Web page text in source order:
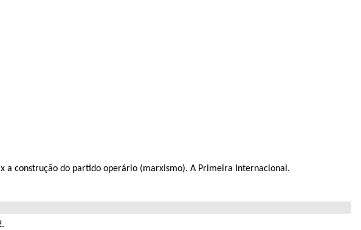
a construção do partido operário (marxismo). A Primeira Internacional.